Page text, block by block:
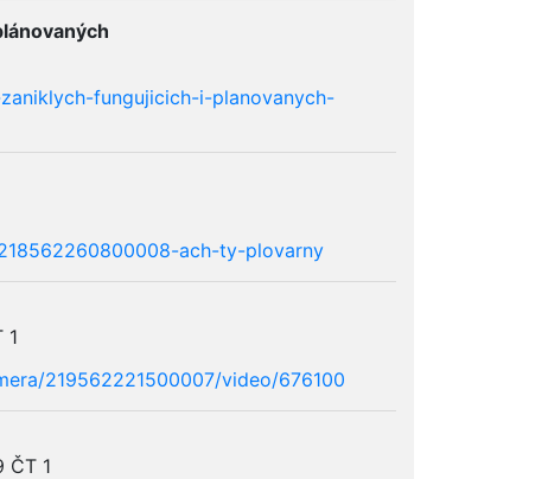
fungujicich-i-planovanych-
ach-ty-plovarny
1
219562221500007/video/676100
ČT 1